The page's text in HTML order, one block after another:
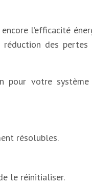
l’efficacité
des pertes
votre
résolubles.
le réinitialiser.